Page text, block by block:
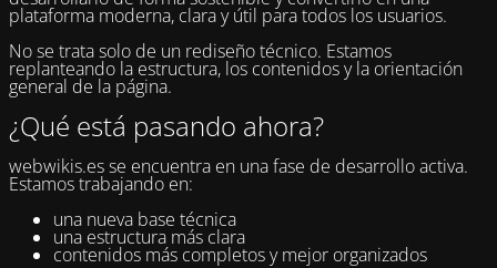
plataforma moderna, clara y útil para todos los usuarios.
No se trata solo de un rediseño técnico. Estamos
replanteando la estructura, los contenidos y la orientación
general de la página.
¿Qué está pasando ahora?
webwikis.es se encuentra en una fase de desarrollo activa.
Estamos trabajando en:
una nueva base técnica
una estructura más clara
contenidos más completos y mejor organizados